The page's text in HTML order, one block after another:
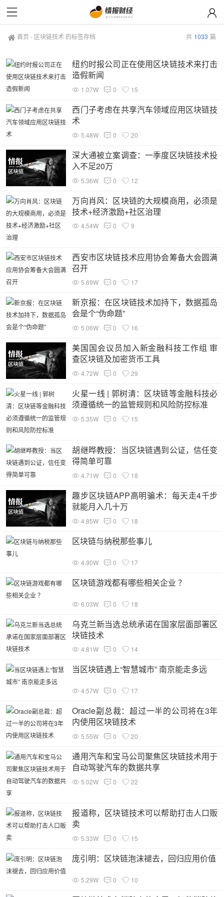
首页 - 区块链技术 的标签存档 共 1033 篇
纽约时报公司正在使用区块链技术来打击
造假新闻
1.07W 0 15
西门子考虑在共享汽车领域应用区块链技
术
5.48W 0 20
深大通被立案调查：一季度区块链技术投
入不足20万
5.36W 0 12
万向肖风：区块链的大规模商用，必须是
技术+经济激励+社区治理
4.54W 0 9
西安市区块链技术应用协会筹备大会圆满
召开
5.69W 0 17
新京报：在区块链技术加持下，数据孤岛
会是个“伪命题”
5.06W 0 16
美国国会议员加入新金融科技工作组 审
查区块链及加密货币工具
4.72W 0 29
火星一线 | 郭树清：区块链等金融科技必
须遵循统一的监管规则和风险防控标准
5.35W 0 15
胡继晔教授：当区块链遇到公证，信任变
得简单可靠
4.71W 0 18
趣步区块链APP高明骗术：每天走4千步
就能月入几十万
4.85W 0 18
区块链与纳税那些事儿
4.90W 0 17
区块链游戏都有哪些相关企业 ？
6.03W 0 18
乌克兰新当选总统承诺在国家层面部署区
块链技术
4.81W 0 14
当区块链遇上“智慧城市” 南京能走多远
4.57W 0 17
Oracle副总裁：超过一半的公司将在3年
内使用区块链技术
5.55W 0 20
通用汽车和宝马公司聚焦区块链技术用于
自动驾驶汽车的数据共享
5.02W 0 22
报道称，区块链技术可以帮助打击人口贩
卖
5.33W 0 15
庞引明：区块链泡沫褪去，回归应用价值
5.29W 0 10